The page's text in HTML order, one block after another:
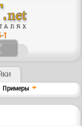
1
Примеры